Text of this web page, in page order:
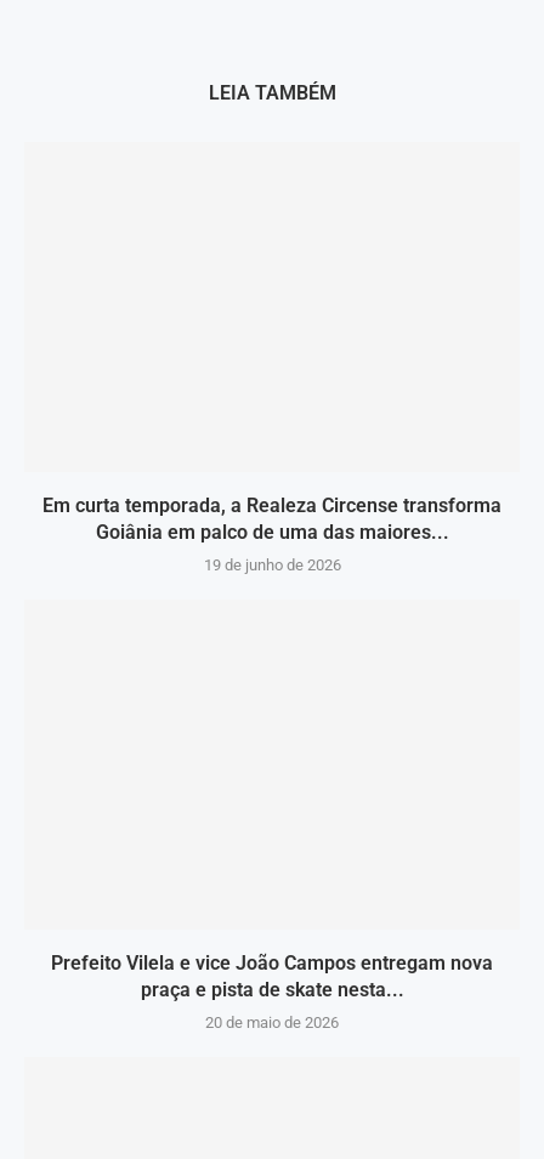
LEIA TAMBÉM
Em curta temporada, a Realeza Circense transforma
Goiânia em palco de uma das maiores...
19 de junho de 2026
Prefeito Vilela e vice João Campos entregam nova
praça e pista de skate nesta...
20 de maio de 2026